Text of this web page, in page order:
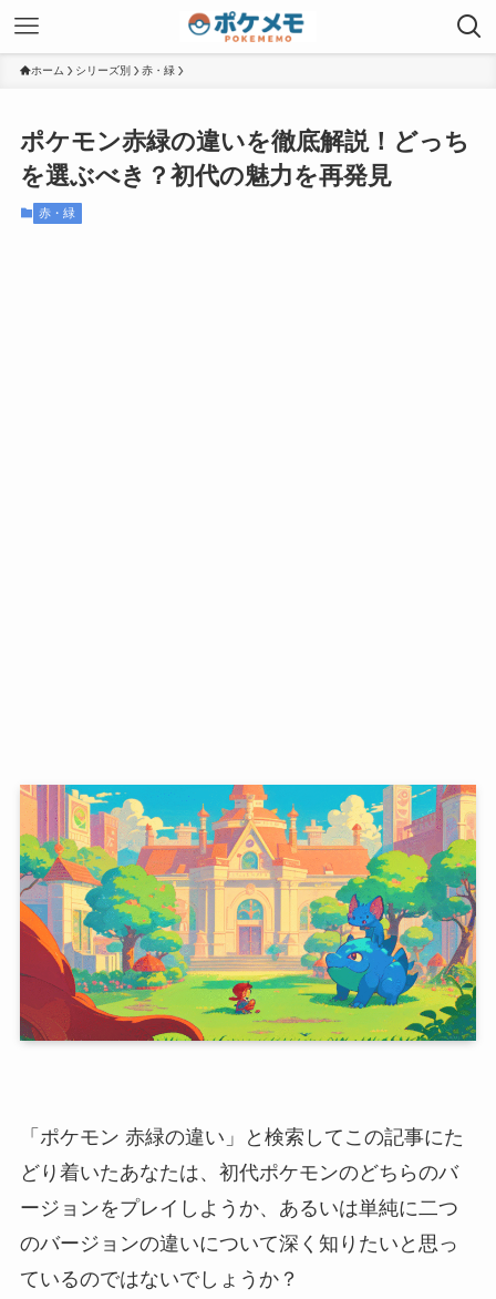
ホーム シリーズ別 赤・緑
ポケモン赤緑の違いを徹底解説！どっち
を選ぶべき？初代の魅力を再発見
赤・緑
「ポケモン 赤緑の違い」と検索してこの記事にた
どり着いたあなたは、初代ポケモンのどちらのバ
ージョンをプレイしようか、あるいは単純に二つ
のバージョンの違いについて深く知りたいと思っ
ているのではないでしょうか？